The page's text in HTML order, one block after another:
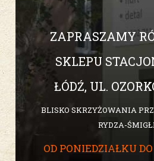
ZAPRASZAMY
SKLEPU
ŁÓDŹ, UL.
BLISKO SKRZYŻOWANIA
RYDZA-
OD PONIEDZIAŁKU